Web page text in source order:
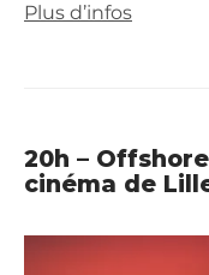
Plus d’infos
20h –
cinéma de